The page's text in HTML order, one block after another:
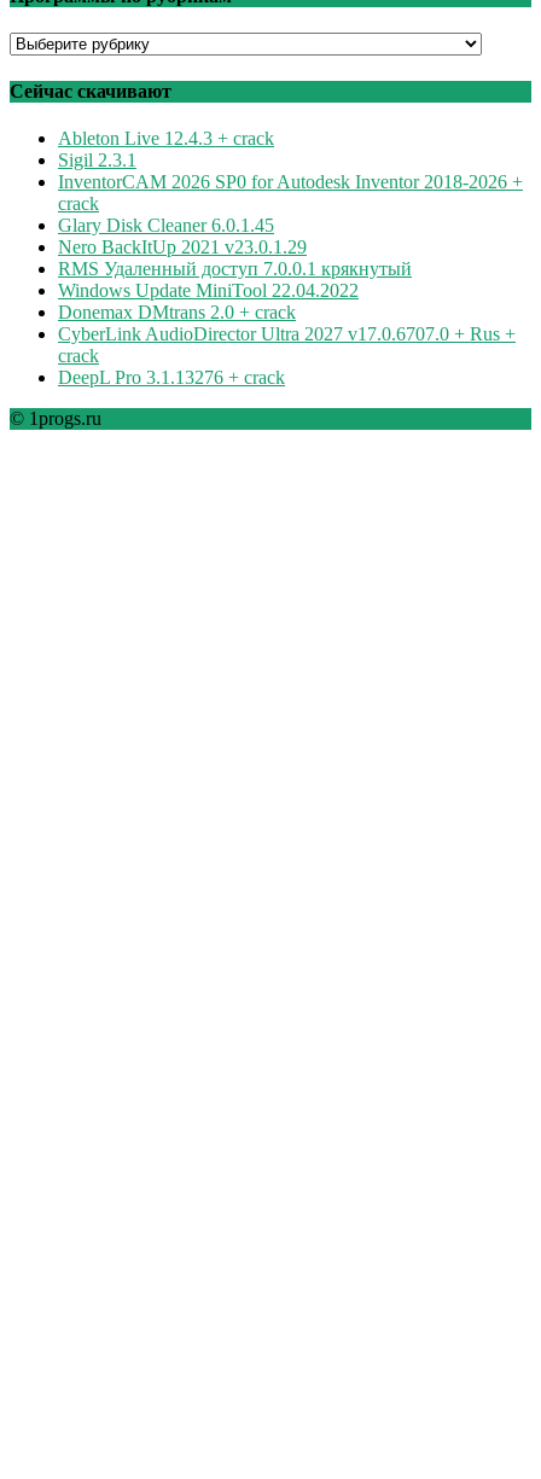
Программы
рубрикам
Сейчас скачивают
Ableton Live 12.4.3 + crack
Sigil 2.3.1
InventorCAM 2026 SP0 for Autodesk Inventor 2018-2026 +
crack
Glary Disk Cleaner 6.0.1.45
Nero BackItUp 2021 v23.0.1.29
RMS Удаленный доступ 7.0.0.1 крякнутый
Windows Update MiniTool 22.04.2022
Donemax DMtrans 2.0 + crack
CyberLink AudioDirector Ultra 2027 v17.0.6707.0 + Rus +
crack
DeepL Pro 3.1.13276 + crack
© 1progs.ru